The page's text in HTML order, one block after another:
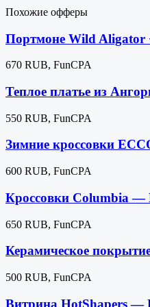
Похожие офферы
Портмоне Wild
670 RUB, FunCPA
Теплое платье из
550 RUB, FunCPA
Зимние кроссовки
600 RUB, FunCPA
Кроссовки Columbia
650 RUB, FunCPA
Керамическое
500 RUB, FunCPA
Витрина HotShapers